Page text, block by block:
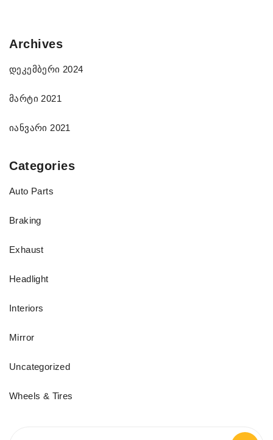
Archives
დეკემბერი 2024
მარტი 2021
იანვარი 2021
Categories
Auto Parts
Braking
Exhaust
Headlight
Interiors
Mirror
Uncategorized
Wheels & Tires